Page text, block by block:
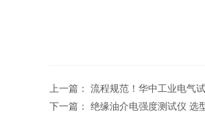
上一篇： 流程规范！华中工业电气
下一篇： 绝缘油介电强度测试仪